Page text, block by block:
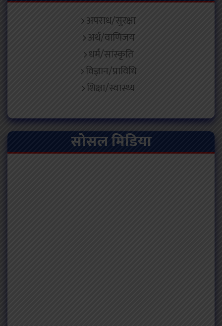
अपराध/सुरक्षा
अर्थ/वाणिजय
धर्म/सांस्कृति
विज्ञान/प्राविधि
शिक्षा/स्वास्थ्य
सोसल मिडिया